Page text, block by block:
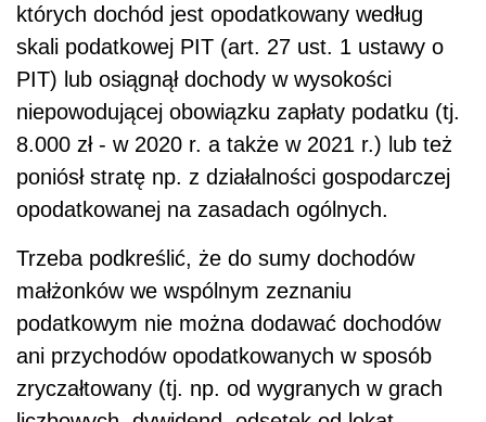
których dochód jest opodatkowany według
skali podatkowej PIT (art. 27 ust. 1 ustawy o
PIT) lub osiągnął dochody w wysokości
niepowodującej obowiązku zapłaty podatku (tj.
8.000 zł - w 2020 r. a także w 2021 r.) lub też
poniósł stratę np. z działalności gospodarczej
opodatkowanej na zasadach ogólnych.
Trzeba podkreślić, że do sumy dochodów
małżonków we wspólnym zeznaniu
podatkowym nie można dodawać dochodów
ani przychodów opodatkowanych w sposób
zryczałtowany (tj. np. od wygranych w grach